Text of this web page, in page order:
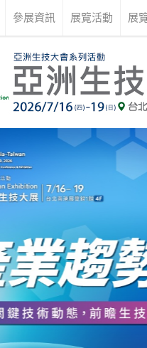
參展資訊 展覽活動 展